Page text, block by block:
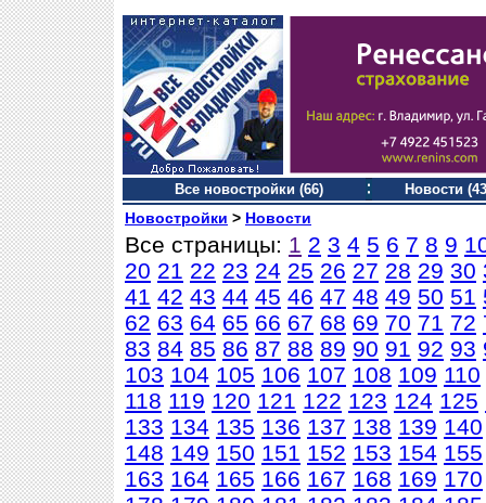
Все новостройки (66) Новости
Новостройки > Новости
Все страницы: 1 2 3 4 5 6 7 8 9
20 21 22 23 24 25 26 27 28 29 30
41 42 43 44 45 46 47 48 49 50 51
62 63 64 65 66 67 68 69 70 71 72
83 84 85 86 87 88 89 90 91 92 93
103 104 105 106 107 108 109 110
118 119 120 121 122 123 124 125
133 134 135 136 137 138 139 140
148 149 150 151 152 153 154 155
163 164 165 166 167 168 169 170